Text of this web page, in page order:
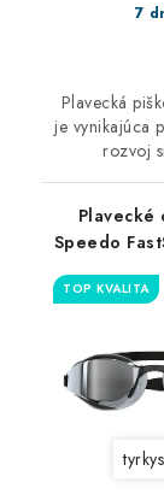
7
Plavecká
je vynikajúca
rozvoj
Plavecké
Speedo
TOP KVALITA